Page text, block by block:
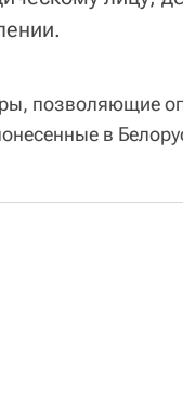
позволяющие
в